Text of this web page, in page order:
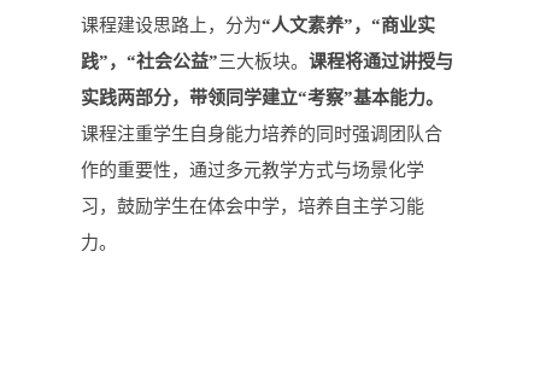
课程建设思路上，分为“人文素养”，“商业实
践”，“社会公益”三大板块。课程将通过讲授与
实践两部分，带领同学建立“考察”基本能力。
课程注重学生自身能力培养的同时强调团队合
作的重要性，通过多元教学方式与场景化学
习，鼓励学生在体会中学，培养自主学习能
力。